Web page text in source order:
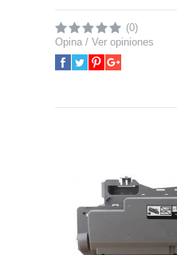
(0)
Opina / Ver opiniones